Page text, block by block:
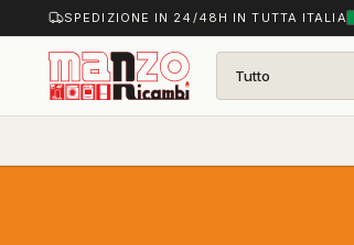
SPEDIZIONE IN 24/48H IN TUTTA ITALIA
Tutto